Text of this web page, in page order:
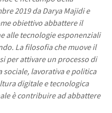
2019 da Darya Majidi e
obiettivo abbattere il
alle tecnologie esponenziali
La filosofia che muove il
per attivare un processo di
lavorativa e politica
digitale e tecnologica
è contribuire ad abbattere